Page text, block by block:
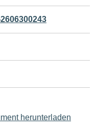
herunterladen